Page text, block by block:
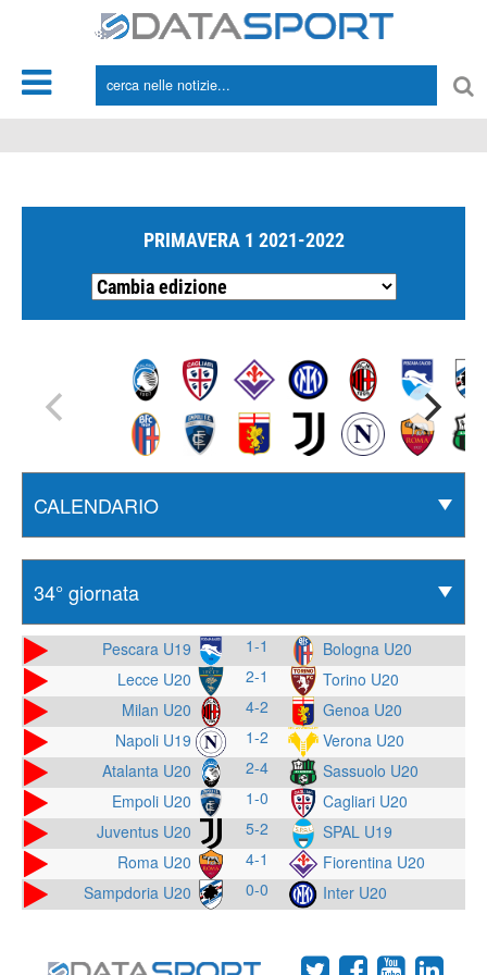
PRIMAVERA 1 2021-2022
Pescara U19 1-1
Bologna U20
Lecce U20
2-1
Torino U20
Milan U20
4-2
Genoa U20
Napoli U19
1-2
Verona U20
Atalanta U20
2-4
Sassuolo U20
Empoli U20
1-0
Cagliari U20
Juventus U20
5-2
SPAL U19
Roma U20
4-1
Fiorentina U20
Sampdoria U20
0-0 Inter U20